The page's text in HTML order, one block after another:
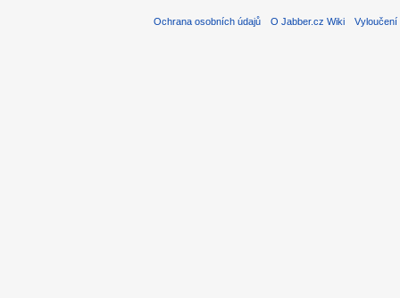
Ochrana osobních údajů O Jabber.cz Wiki Vyloučení